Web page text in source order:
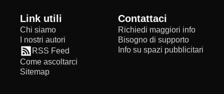
Link utili
Chi siamo
I nostri autori
RSS Feed
Come ascoltarci
Sitemap
Contattaci
Richiedi maggiori info
Bisogno di supporto
Info su spazi pubblicitari